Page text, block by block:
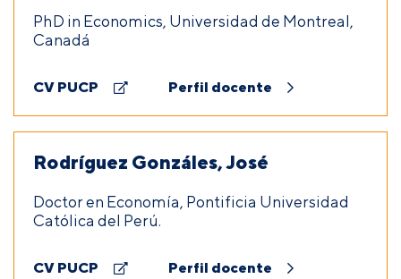
PhD in Economics, Universidad de Montreal,
Canadá
CV PUCP Perfil docente
Rodríguez Gonzáles, José
Doctor en Economía, Pontificia Universidad
Católica del Perú.
CV PUCP Perfil docente